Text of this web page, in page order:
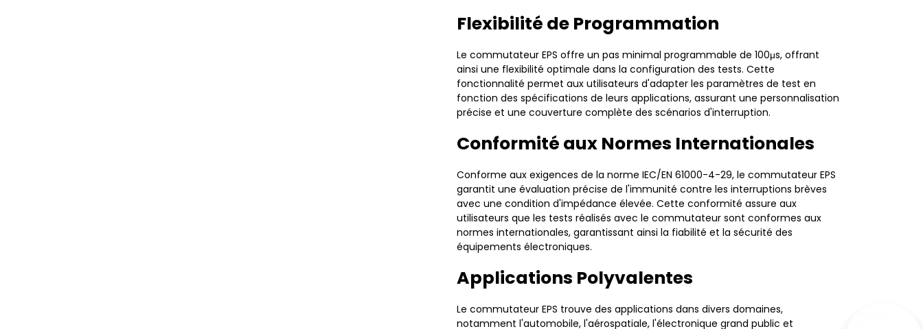
Flexibilité de Programmation
Le commutateur EPS offre un pas minimal programmable de 100μs, offrant
ainsi une flexibilité optimale dans la configuration des tests. Cette
fonctionnalité permet aux utilisateurs d'adapter les paramètres de test en
fonction des spécifications de leurs applications, assurant une personnalisation
précise et une couverture complète des scénarios d'interruption.
Conformité aux Normes Internationales
Conforme aux exigences de la norme IEC/EN 61000-4-29, le commutateur EPS
garantit une évaluation précise de l'immunité contre les interruptions brèves
avec une condition d'impédance élevée. Cette conformité assure aux
utilisateurs que les tests réalisés avec le commutateur sont conformes aux
normes internationales, garantissant ainsi la fiabilité et la sécurité des
équipements électroniques.
Applications Polyvalentes
Le commutateur EPS trouve des applications dans divers domaines,
notamment l'automobile, l'aérospatiale, l'électronique grand public et